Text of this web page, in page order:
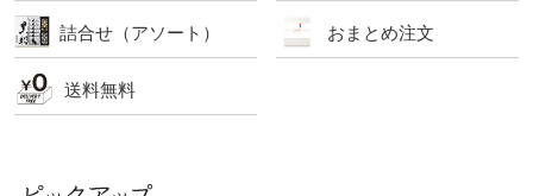
詰合せ（アソート） おまとめ注文
送料無料